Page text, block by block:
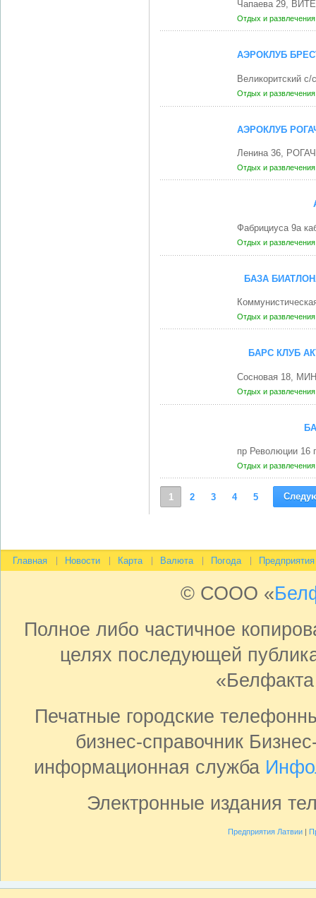
Чапаева 29,
Отдых и
АЭРОКЛУБ
Великоритский
Отдых и
АЭРОКЛУБ
Ленина 36,
Отдых и
Фабрициуса 9а
Отдых и
БАЗА
Отдых и
БАРС КЛУБ
Сосновая 18,
Отдых и
пр Революции
Отдых и
1 2 3 4 5
Главная Новости Карта Валюта Погода Предприятия
© СООО «
Полное либо частичное
целях последующей
Печатные городские
бизнес-справочник
информационная служба
Электронные издания
Предприятия Латвии|